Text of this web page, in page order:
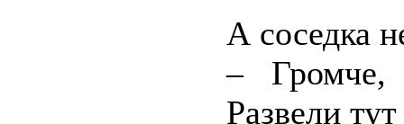
А соседка
– Громче,
Развели